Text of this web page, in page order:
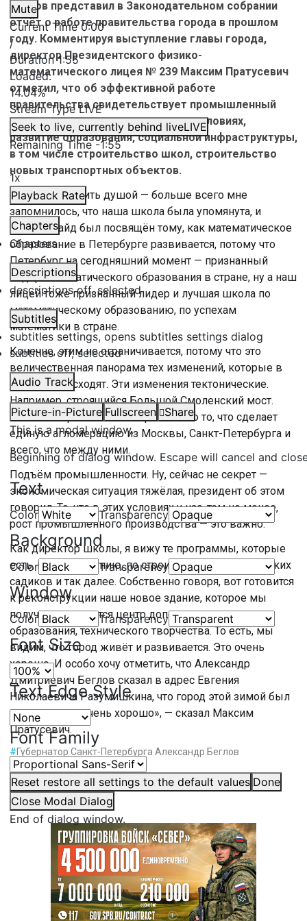
Mute
Current Time0:00
/
Duration1:55
Loaded:
14.04%
Stream TypeLIVE
Seek to live, currently behind liveLIVE
Remaining Time-1:55
1x
Playback Rate
Chapters
Chapters
Descriptions
descriptions off, selected
Subtitles
subtitles settings, opens subtitles settings dialog
subtitles off, selected
Audio Track
Picture-in-Picture Fullscreen
Share
This is a modal window.
Beginning of dialog window. Escape will cancel and
Text
Color Transparency
Background
Color Transparency
Window
Color Transparency
Font Size
Text Edge Style
Font Family
Reset restore all settings to the default values Done
Close Modal Dialog
End of dialog window.
Беглов представил в Законодательном собрании
отчёт о работе правительства города в прошлом
году. Комментируя выступление главы города,
директор Президентского физико-
математического лицея № 239 Максим Пратусевич
отметил, что об эффективной работе
правительства свидетельствует промышленный
рост в непростых экономических условиях,
развитие образования, социальной инфраструктуры,
в том числе строительство школ, строительство
новых транспортных объектов.
«Не буду кривить душой — больше всего мне
запомнилось, что наша школа была упомянута, и
целый слайд был посвящён тому, как математическое
образование в Петербурге развивается, потому что
Петербург на сегодняшний момент — признанный
лидер математического образования в стране, ну а наш
лицей тоже признанный лидер и лучшая школа по
математическому образованию, по успехам
математики в стране.
Конечно, этим не ограничивается, потому что это
величественная панорама тех изменений, которые в
городе происходят. Эти изменения тектонические.
Например, строящийся Большой Смоленский мост.
Высокоскоростная магистраль — это то, что сделает
единую агломерацию из Москвы, Санкт-Петербурга и
всего, что между ними.
Подъём промышленности. Ну, сейчас не секрет —
экономическая ситуация тяжёлая, президент об этом
говорил. То, что в этих условиях у нас, тем не менее,
рост промышленного производства — это важно.
Как директор школы, я вижу те программы, которые
есть, и по оснащению, по строительству школ, детских
садиков и так далее. Собственно говоря, вот готовится
к реконструкции наше новое здание, которое мы
получили, откроется центр дополнительного
образования, технического творчества. То есть, мы
видим, что город живёт и развивается. Это очень
хорошо. И особо хочу отметить, что Александр
Дмитриевич Беглов сказал в адрес Евгения
Николаевича Разумишкина, что город этой зимой был
чистым, и это очень хорошо», — сказал Максим
Пратусевич.
#Губернатор Санкт-Петербурга Александр Беглов
#Санкт-Петербург